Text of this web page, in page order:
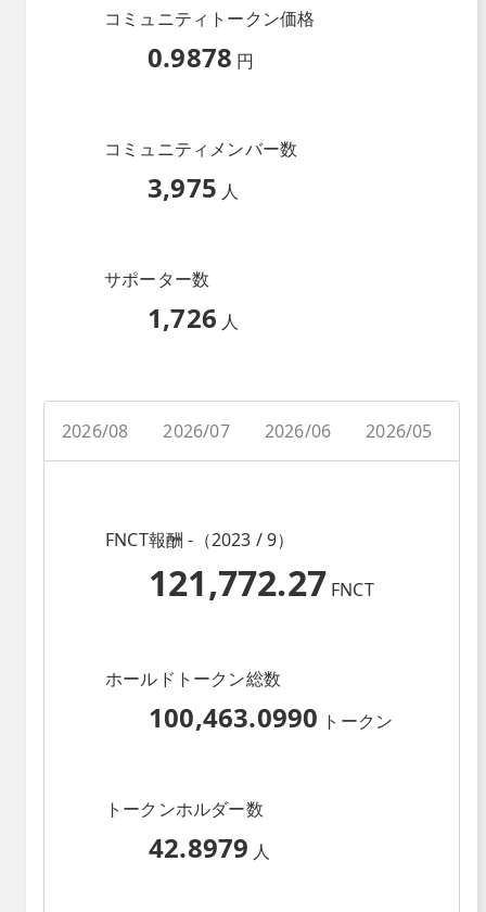
コミュニティトークン価格
0.9878 円
コミュニティメンバー数
3,975 人
サポーター数
1,726 人
2026/08 2026/07 2026/06 2026/05
FNCT報酬 -（2023 / 9）
121,772.27 FNCT
ホールドトークン総数
100,463.0990 トークン
トークンホルダー数
42.8979 人